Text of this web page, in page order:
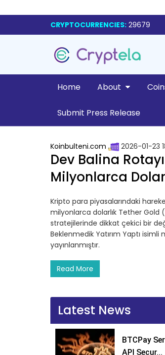
CRYPTOCURRENCIES: 29679
Home About
Submit Press Release
Koinbulteni.com 2026-01-23
Dev Balina
Milyonlarca
Kripto para piyasalarındaki
milyonlarca dolarlık Tether Gold
stratejilerinde dikkat çekici bir
Beklenmedik Yatırım Yaptı
yayınlanmıştır.
Read More
Latest News
BTCPay
API Secur...